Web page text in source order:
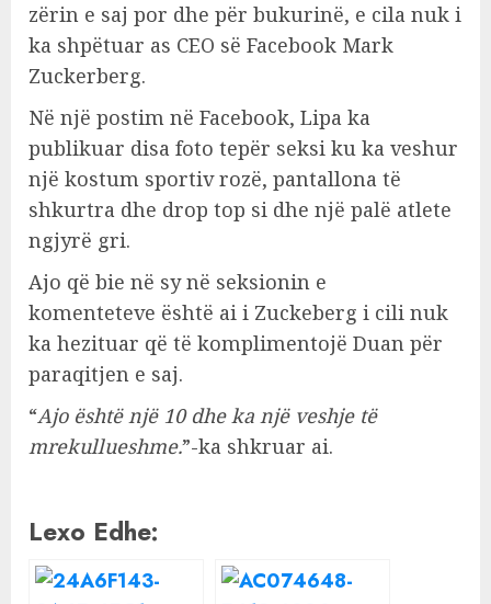
zërin e saj por dhe për bukurinë, e cila nuk i
ka shpëtuar as CEO së Facebook Mark
Zuckerberg.
Në një postim në Facebook, Lipa ka
publikuar disa foto tepër seksi ku ka veshur
një kostum sportiv rozë, pantallona të
shkurtra dhe drop top si dhe një palë atlete
ngjyrë gri.
Ajo që bie në sy në seksionin e
komenteteve është ai i Zuckeberg i cili nuk
ka hezituar që të komplimentojë Duan për
paraqitjen e saj.
“Ajo është një 10 dhe ka një veshje të
mrekullueshme.”-ka shkruar ai.
Lexo Edhe: